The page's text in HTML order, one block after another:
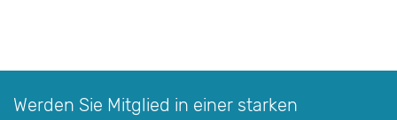
Werden Sie Mitglied in einer starken